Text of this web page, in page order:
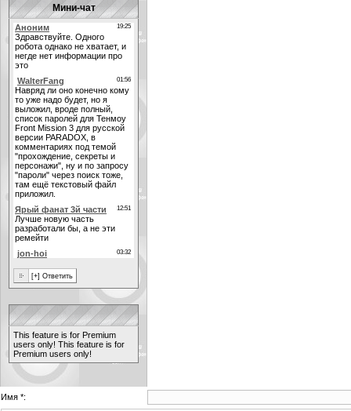
Мини-чат
This feature is for Premium
users only! This feature is for
Premium users only!
Имя *: